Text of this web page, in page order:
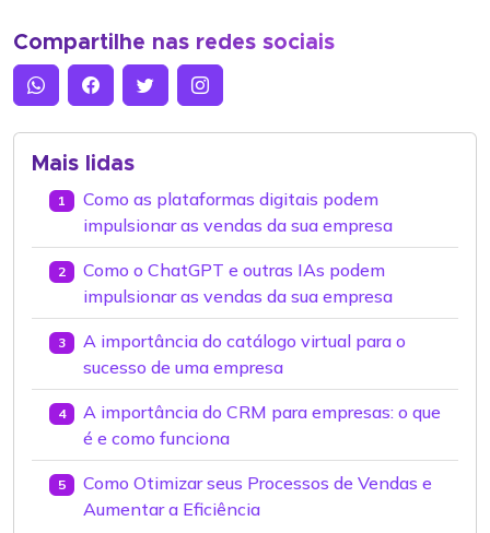
Compartilhe nas redes sociais
Mais lidas
1
Como as plataformas digitais podem
impulsionar as vendas da sua empresa
2
Como o ChatGPT e outras IAs podem
impulsionar as vendas da sua empresa
3
A importância do catálogo virtual para o
sucesso de uma empresa
4
A importância do CRM para empresas: o que
é e como funciona
5
Como Otimizar seus Processos de Vendas e
Aumentar a Eficiência